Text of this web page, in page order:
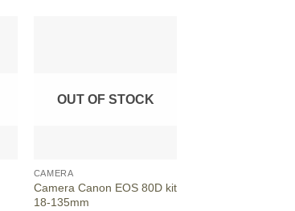
OUT OF STOCK
CAMERA
Camera Canon EOS 80D kit
18-135mm